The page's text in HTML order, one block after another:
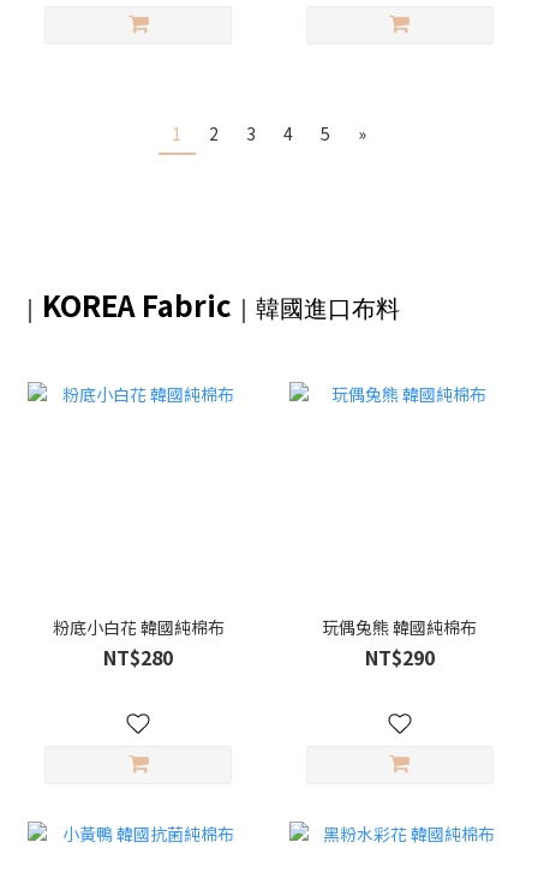
1 2 3 4 5 »
｜ KOREA Fabric ｜韓國進口布料
粉底小白花 韓國純棉布
NT$280
玩偶兔熊 韓國純棉布
NT$290